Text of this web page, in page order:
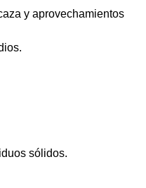
y aprovechamientos
sólidos.